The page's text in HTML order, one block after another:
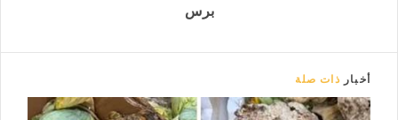
برس
أخبار ذات صلة